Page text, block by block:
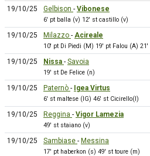
19/10/25 Gelbison - Vibonese
6' pt balla (v) 12' st castillo (v)
19/10/25 Milazzo - Acireale
10' pt Di Piedi (M) 19' pt Falou (A)
19/10/25 Nissa - Savoia
19' st De Felice (n)
19/10/25 Paternò - Igea Virtus
6' st maltese (IG) 46' st Cicirello(I)
19/10/25 Reggina - Vigor Lamezia
49' st staiano (v)
19/10/25 Sambiase - Messina
17' pt haberkon (s) 49' st toure (m)